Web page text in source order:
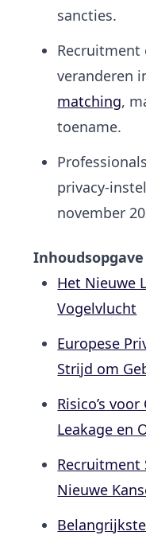
sancties.
Recruitment
veranderen
matching,
toename.
privacy-
november
Inhoudsopgave
Het Nieuwe
Vogelvlucht
Europese
Strijd om
Risico’s
Leakage en
Recruitment
Nieuwe